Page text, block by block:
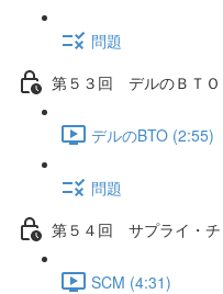
問題
第５３回 デルのＢＴＯ
デルのBTO (2:55)
問題
第５４回 サプライ・チ
SCM (4:31)